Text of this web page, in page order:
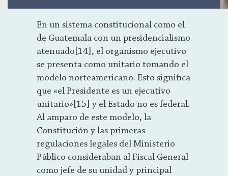
En un sistema constitucional como el
de Guatemala con un presidencialismo
atenuado[14], el organismo ejecutivo
se presenta como unitario tomando el
modelo norteamericano. Esto significa
que «el Presidente es un ejecutivo
unitario»[15] y el Estado no es federal.
Al amparo de este modelo, la
Constitución y las primeras
regulaciones legales del Ministerio
Público consideraban al Fiscal General
como jefe de su unidad y principal